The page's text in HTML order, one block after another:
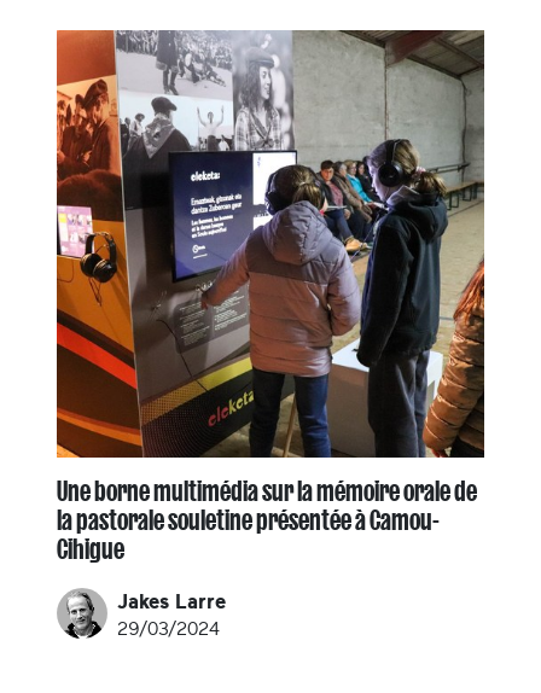
Une borne multimédia sur la mémoire orale de
la pastorale souletine présentée à Camou-
Cihigue
Jakes Larre
29/03/2024